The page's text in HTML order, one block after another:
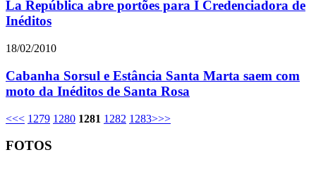
La República abre portões para I Credenciadora de
Inéditos
18/02/2010
Cabanha Sorsul e Estância Santa Marta saem com
moto da Inéditos de Santa Rosa
<<< 1279 1280 1281 1282 1283>>>
FOTOS